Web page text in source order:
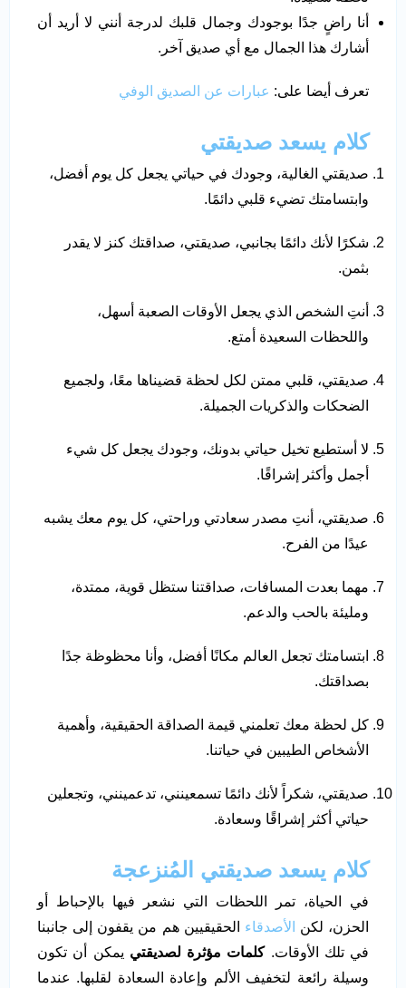
أنا راضٍ جدًا بوجودك وجمال قلبك لدرجة أنني لا أريد أن
أشارك هذا الجمال مع أي صديق آخر.
تعرف أيضا على: عبارات عن الصديق الوفي
كلام يسعد صديقتي
صديقتي الغالية، وجودك في حياتي يجعل كل يوم أفضل،
وابتسامتك تضيء قلبي دائمًا.
شكرًا لأنك دائمًا بجانبي، صديقتي، صداقتك كنز لا يقدر
بثمن.
أنتِ الشخص الذي يجعل الأوقات الصعبة أسهل،
واللحظات السعيدة أمتع.
صديقتي، قلبي ممتن لكل لحظة قضيناها معًا، ولجميع
الضحكات والذكريات الجميلة.
لا أستطيع تخيل حياتي بدونك، وجودك يجعل كل شيء
أجمل وأكثر إشراقًا.
صديقتي، أنتِ مصدر سعادتي وراحتي، كل يوم معك يشبه
عيدًا من الفرح.
مهما بعدت المسافات، صداقتنا ستظل قوية، ممتدة،
ومليئة بالحب والدعم.
ابتسامتك تجعل العالم مكانًا أفضل، وأنا محظوظة جدًا
بصداقتك.
كل لحظة معك تعلمني قيمة الصداقة الحقيقية، وأهمية
الأشخاص الطيبين في حياتنا.
صديقتي، شكراً لأنك دائمًا تسمعينني، تدعمينني، وتجعلين
حياتي أكثر إشراقًا وسعادة.
كلام يسعد صديقتي المُنزعجة
في الحياة، تمر اللحظات التي نشعر فيها بالإحباط أو
الحزن، لكن الأصدقاء الحقيقيين هم من يقفون إلى جانبنا
في تلك الأوقات.كلمات مؤثرة لصديقتي يمكن أن تكون
وسيلة رائعة لتخفيف الألم وإعادة السعادة لقلبها. عندما